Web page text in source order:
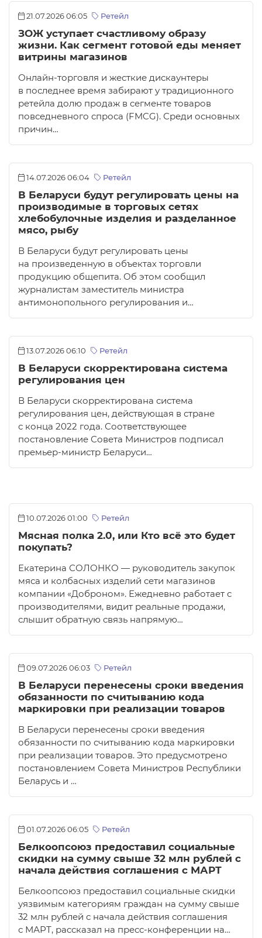
21.07.2026 06:05 Ретейл
ЗОЖ уступает счастливому образу
жизни. Как сегмент готовой еды меняет
витрины магазинов
Онлайн-торговля и жесткие дискаунтеры
в последнее время забирают у традиционного
ретейла долю продаж в сегменте товаров
повседневного спроса (FMCG). Среди основных
причин…
14.07.2026 06:04 Ретейл
В Беларуси будут регулировать цены на
производимые в торговых сетях
хлебобулочные изделия и разделанное
мясо, рыбу
В Беларуси будут регулировать цены
на произведенную в объектах торговли
продукцию общепита. Об этом сообщил
журналистам заместитель министра
антимонопольного регулирования и…
13.07.2026 06:10 Ретейл
В Беларуси скорректирована система
регулирования цен
В Беларуси скорректирована система
регулирования цен, действующая в стране
с конца 2022 года. Соответствующее
постановление Совета Министров подписал
премьер-министр Беларуси…
10.07.2026 01:00 Ретейл
Мясная полка 2.0, или Кто всё это будет
покупать?
Екатерина СОЛОНКО — руководитель закупок
мяса и колбасных изделий сети магазинов
компании «Доброном». Ежедневно работает с
производителями, видит реальные продажи,
слышит обратную связь напрямую…
09.07.2026 06:03 Ретейл
В Беларуси перенесены сроки введения
обязанности по считыванию кода
маркировки при реализации товаров
В Беларуси перенесены сроки введения
обязанности по считыванию кода маркировки
при реализации товаров. Это предусмотрено
постановлением Совета Министров Республики
Беларусь и …
01.07.2026 06:05 Ретейл
Белкоопсоюз предоставил социальные
скидки на сумму свыше 32 млн рублей с
начала действия соглашения с МАРТ
Белкоопсоюз предоставил социальные скидки
уязвимым категориям граждан на сумму свыше
32 млн рублей с начала действия соглашения
с МАРТ, рассказал на пресс-конференции на…